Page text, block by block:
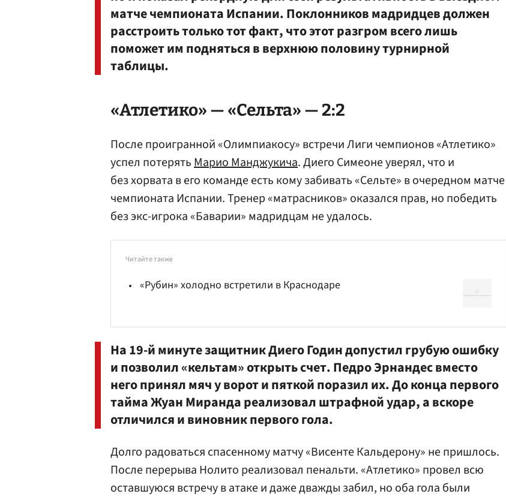
матче чемпионата Испании. Поклонников мадридцев должен
расстроить только тот факт, что этот разгром всего лишь
поможет им подняться в верхнюю половину турнирной
таблицы.
«Атлетико» — «Сельта» — 2:2
После проигранной «Олимпиакосу» встречи Лиги чемпионов «Атлетико»
успел потерятьМарио Манджукича. Диего Симеоне уверял, что и
без хорвата в его команде есть кому забивать «Сельте» в очередном матче
чемпионата Испании. Тренер «матрасников» оказался прав, но победить
без экс-игрока «Баварии» мадридцам не удалось.
Читайте также
«Рубин» холодно встретили в Краснодаре
На 19-й минуте защитникДиего Годиндопустил грубую ошибку
и позволил «кельтам» открыть счет. Педро Эрнандес вместо
него принял мяч у ворот и пяткой поразил их. До конца первого
тайма Жуан Миранда реализовал штрафной удар, а вскоре
отличился и виновник первого гола.
Долго радоваться спасенному матчу «Висенте Кальдерону» не пришлось.
После перерыва Нолито реализовал пенальти. «Атлетико» провел всю
оставшуюся встречу в атаке и даже дважды забил, но оба гола были